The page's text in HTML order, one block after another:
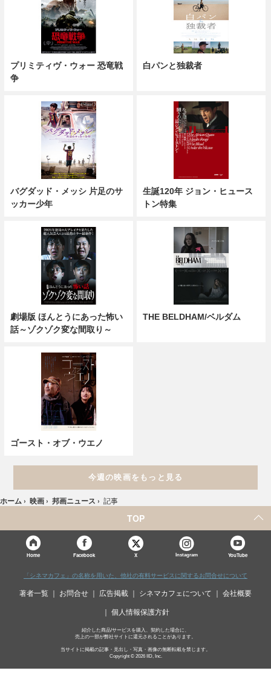
プリミティヴ・ウォー 恐竜戦
争
白パンと独裁者
バグダッド・メッシ 片足のサ
ッカー少年
生誕120年 ジョン・ヒュース
トン特集
劇場版 ほんとうにあった怖い
話～ゾクゾク変な間取り～
THE BELDHAM/ベルダム
ゴースト・オブ・ウエノ
今週の映画をもっと見る
ホーム › 映画 › 邦画ニュース › 記事
TOP
Home Facebook X Instagram YouTube
「シネマカフェ」の名称を用いた、他社の有料サービスに関するお問合せについて
著者一覧 お問合せ 広告掲載 シネマカフェについて 会社概要
個人情報保護方針
紹介した商品/サービスを購入、契約した場合に、
売上の一部が弊社サイトに還元されることがあります。
当サイトに掲載の記事・見出し・写真・画像の無断転載を禁じます。
Copyright © 2026 IID, Inc.